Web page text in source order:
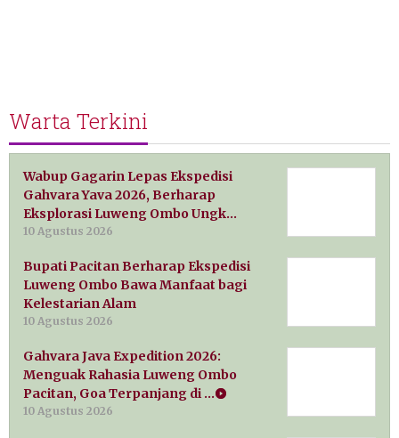
Warta Terkini
Wabup Gagarin Lepas Ekspedisi
Gahvara Yava 2026, Berharap
Eksplorasi Luweng Ombo Ungk…
10 Agustus 2026
Bupati Pacitan Berharap Ekspedisi
Luweng Ombo Bawa Manfaat bagi
Kelestarian Alam
10 Agustus 2026
Gahvara Java Expedition 2026:
Menguak Rahasia Luweng Ombo
Pacitan, Goa Terpanjang di …
10 Agustus 2026